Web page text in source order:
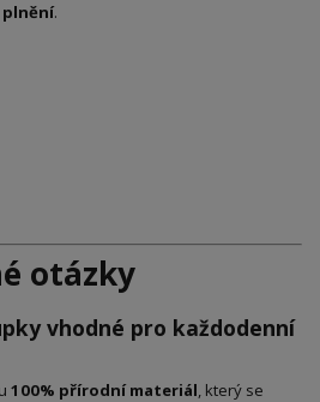
.
otázky
vhodné pro každodenní
100% přírodní materiál , který se